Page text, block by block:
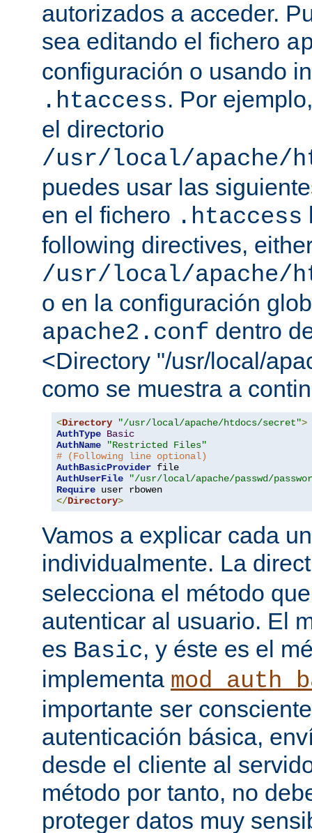
autorizados a acceder.
sea editando el fichero
configuración o usando
.htaccess. Por
el directorio
/usr/local/apache/
puedes usar las
en el fichero .htaccess
following directives,
/usr/local/apache/
o en la configuración
apache2.conf dentro
<Directory "/usr/local/
como se muestra a
<Directory "/usr/local/apache/htdocs/secret">
AuthType Basic
AuthName
"Restricted Files"
# (Following line optional)
AuthBasicProvider
AuthUserFile
"/usr/local/apache/passwd/
Require
</Directory>
Vamos a explicar cada
individualmente. La
selecciona el método
autenticar al usuario. El
es Basic, y éste es el
implementa
importante ser
autenticación básica,
desde el cliente al
método por tanto, no
proteger datos muy